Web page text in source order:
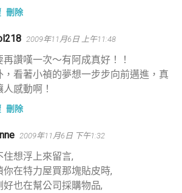
刪除
2009年11月6日 上午11:48
再讚嘆一次～有阿成真好！！
，看著小禎的夢想一步步向前邁進，真
人感動啊！
刪除
2009年11月6日 下午1:32
住想浮上來留言,
你在特力屋買那塊貼皮時,
好也在幫公司採購物品,